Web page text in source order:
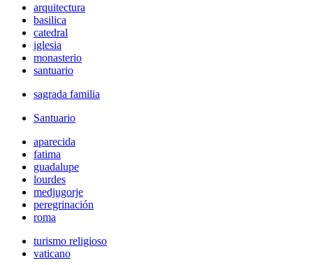
arquitectura
basilica
catedral
iglesia
monasterio
santuario
sagrada familia
Santuario
aparecida
fatima
guadalupe
lourdes
medjugorje
peregrinación
roma
turismo religioso
vaticano